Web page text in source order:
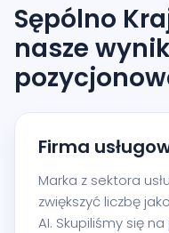
Sępólno
nasze
Firma
Marka z sektora
zwiększyć liczbę
AI. Skupiliśmy się